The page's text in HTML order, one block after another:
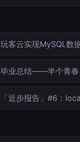
玩客云实现MySQL数
毕业总结——半个青春
「近步报告」#6：